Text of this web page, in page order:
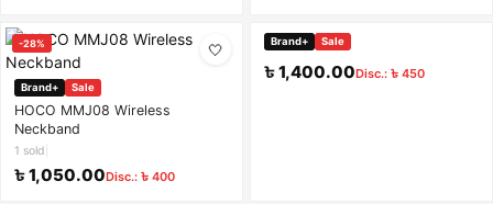
-28% 🤍
Brand+ Sale
HOCO MMJ08 Wireless
Neckband
1 sold
৳ 1,050.00Disc.: ৳ 400
-24%
Brand+ Sale
৳ 1,400.00Disc.: ৳ 450